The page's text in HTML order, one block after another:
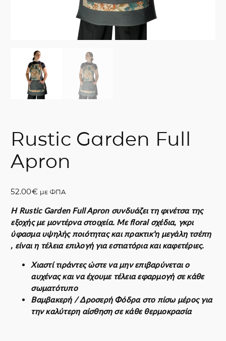
Rustic Garden Full
Apron
52.00€ με ΦΠΑ
Η Rustic Garden Full Apron συνδυάζει τη φινέτσα της
εξοχής με μοντέρνα στοιχεία. Με floral σχέδια, γκρι
ύφασμα υψηλής ποιότητας και πρακτικ’η μεγάλη τσέπη
, είναι η τέλεια επιλογή για εστιατόρια και καφετέριες.
Χιαστί τιράντες ώστε να μην επιβαρύνεται ο
αυχένας και να έχουμε τέλεια εφαρμογή σε κάθε
σωματότυπο
Βαμβακερή / Δροσερή Φόδρα στο πίσω μέρος για
την καλύτερη αίσθηση σε κάθε θερμοκρασία